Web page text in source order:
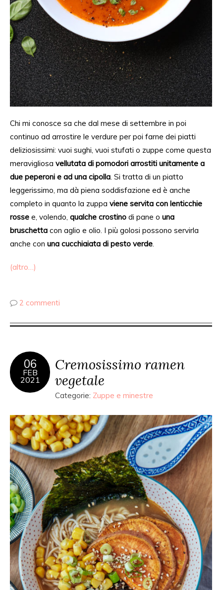
Chi mi conosce sa che dal mese di settembre in poi
continuo ad arrostire le verdure per poi farne dei piatti
deliziosissimi: vuoi sughi, vuoi stufati o zuppe come questa
meravigliosa vellutata di pomodori arrostiti unitamente a
due peperoni e ad una cipolla . Si tratta di un piatto
leggerissimo, ma dà piena soddisfazione ed è anche
completo in quanto la zuppa viene servita con lenticchie
rosse e, volendo, qualche crostino di pane o una
bruschetta con aglio e olio. I più golosi possono servirla
anche con una cucchiaiata di pesto verde
(altro…)
2 commenti
06
FEB
2021
Cremosissimo ramen
vegetale
Categorie: Zuppe e minestre